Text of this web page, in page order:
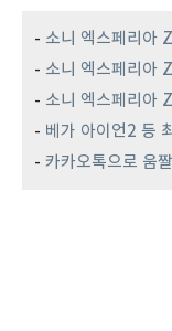
- 소니 엑스페리아
- 소니 엑스페리아
- 소니 엑스페리아
- 베가 아이언2 등
- 카카오톡으로 움